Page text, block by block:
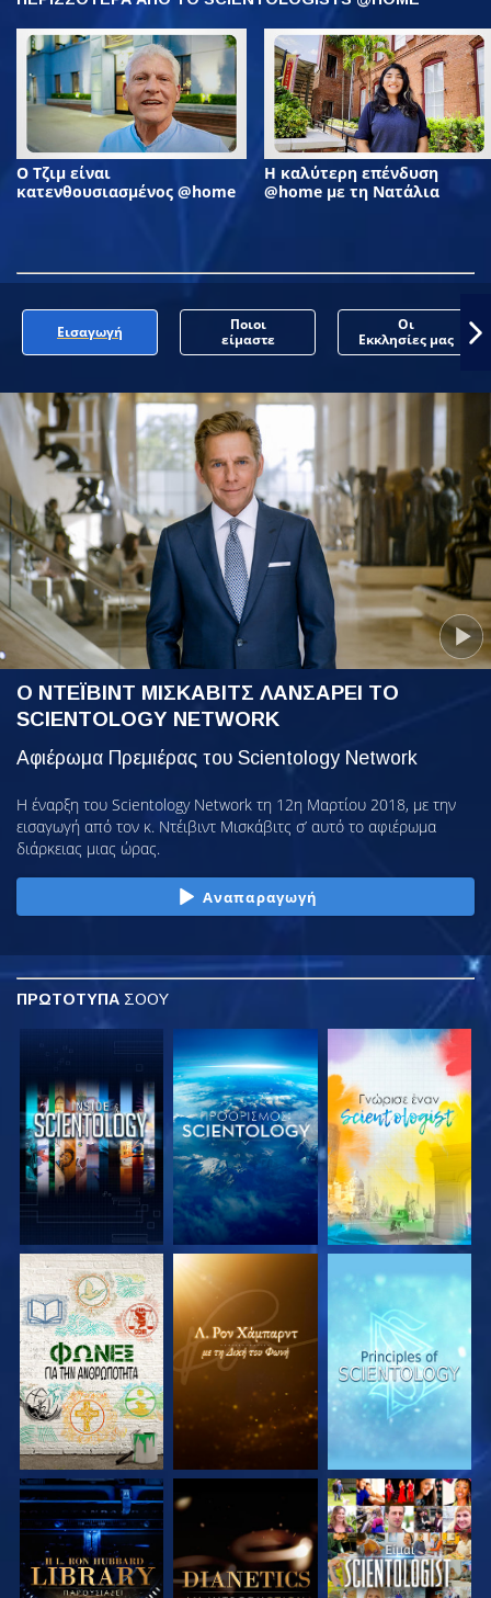
Ο Τζιμ είναι
κατενθουσιασμένος @home
Η καλύτερη επένδυση
@home με τη Νατάλια
Εισαγωγή
Ποιοι
είμαστε
Οι
Εκκλησίες μας
Ο ΝΤΕΪΒΙΝΤ ΜΙΣΚΑΒΙΤΣ ΛΑΝΣΑΡΕΙ ΤΟ
SCIENTOLOGY NETWORK
Αφιέρωμα Πρεμιέρας του Scientology Network
Η έναρξη του Scientology Network τη 12η Μαρτίου 2018, με την
εισαγωγή από τον κ. Ντέιβιντ Μισκάβιτς σ’ αυτό το αφιέρωμα
διάρκειας μιας ώρας.
Αναπαραγωγή
ΠΡΩΤΟΤΥΠΑ ΣΟΟΥ
ΕΞΕΡΕΥΝΗΣΤΕ ΤΗ
ΣΕΙΡΑ
ΕΞΕΡΕΥΝΗΣΤΕ ΤΗ
ΣΕΙΡΑ
ΕΞΕΡΕΥΝΗΣΤΕ ΤΗ
ΣΕΙΡΑ
ΕΞΕΡΕΥΝΗΣΤΕ ΤΗ
ΣΕΙΡΑ
ΕΞΕΡΕΥΝΗΣΤΕ ΤΗ
ΣΕΙΡΑ
ΠΑΡΑΚΟΛΟΥΘΗΣΤΕ